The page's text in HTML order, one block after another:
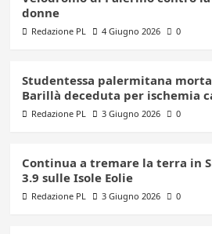
donne
Redazione PL 4 Giugno 2026 0
Studentessa palermitana
Barillà deceduta per ischemia
Redazione PL 3 Giugno 2026 0
Continua a tremare la terra in
3.9 sulle Isole Eolie
Redazione PL 3 Giugno 2026 0